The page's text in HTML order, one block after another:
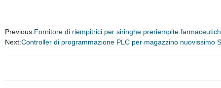
Previous:Fornitore di riempitrici per siringhe preriempite
Next:Controller di programmazione PLC per magazzino nuovissimo